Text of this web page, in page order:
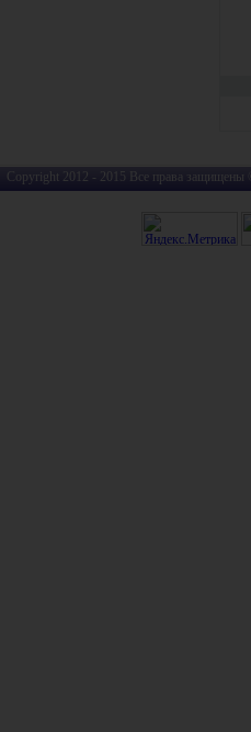
Copyright 2012 - 2015 Все права защищены ©